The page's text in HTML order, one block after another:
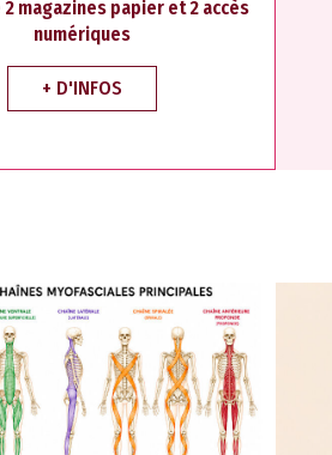
magazines papier et 2 accès
numériques
+ D'INFOS